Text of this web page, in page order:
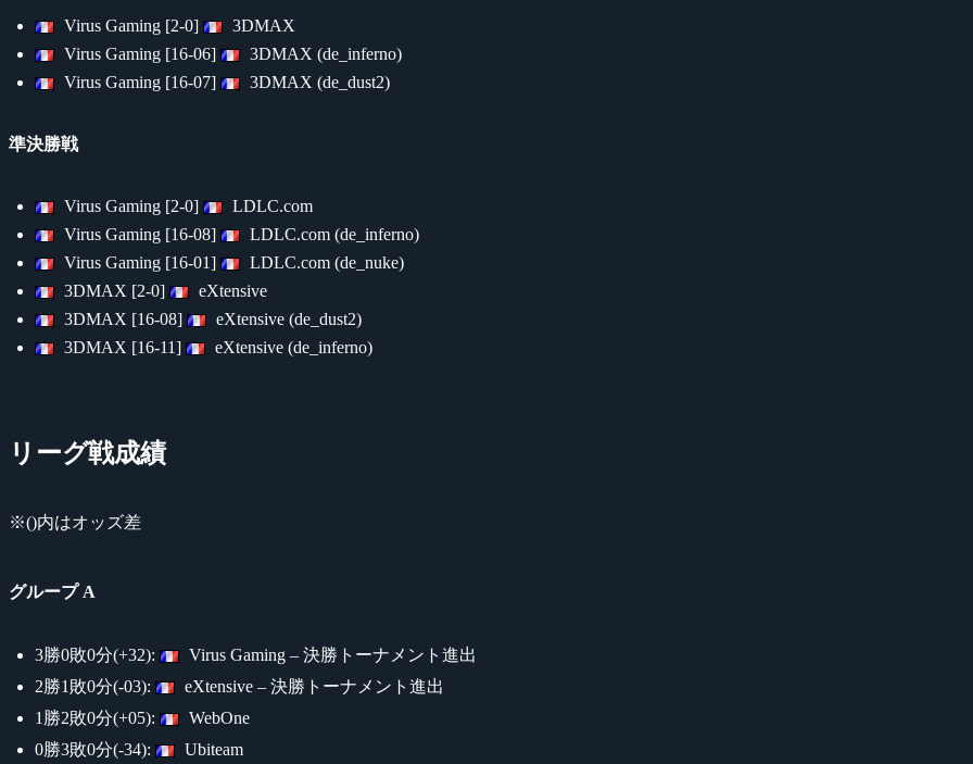
Virus Gaming [2-0]
3DMAX
Virus Gaming [16-06]
3DMAX (de_inferno)
Virus Gaming [16-07]
3DMAX (de_dust2)
準決勝戦
Virus Gaming [2-0]
LDLC.com
Virus Gaming [16-08]
LDLC.com (de_inferno)
Virus Gaming [16-01]
LDLC.com (de_nuke)
3DMAX [2-0]
eXtensive
3DMAX [16-08]
eXtensive (de_dust2)
3DMAX [16-11]
eXtensive (de_inferno)
リーグ戦成績
※()内はオッズ差
グループ A
3勝0敗0分(+32):
Virus Gaming – 決勝トーナメント進出
2勝1敗0分(-03):
eXtensive – 決勝トーナメント進出
1勝2敗0分(+05):
WebOne
0勝3敗0分(-34):
Ubiteam